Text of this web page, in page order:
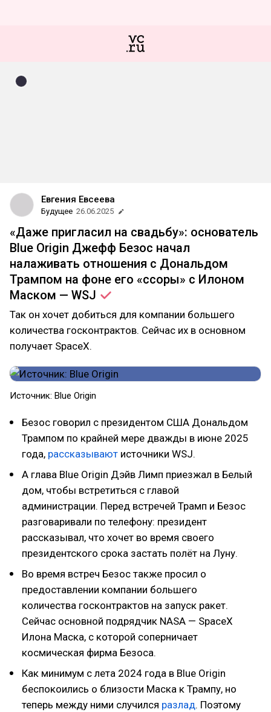
Евгения Евсеева
Будущее 26.06.2025
«Даже пригласил на свадьбу»: основатель
Blue Origin Джефф Безос начал
налаживать отношения с Дональдом
Трампом на фоне его «ссоры» с Илоном
Маском — WSJ
Так он хочет добиться для компании большего
количества госконтрактов. Сейчас их в основном
получает SpaceX.
Источник: Blue Origin
Безос говорил с президентом США Дональдом
Трампом по крайней мере дважды в июне 2025
года, рассказывают источники WSJ.
А глава Blue Origin Дэйв Лимп приезжал в Белый
дом, чтобы встретиться с главой
администрации. Перед встречей Трамп и Безос
разговаривали по телефону: президент
рассказывал, что хочет во время своего
президентского срока застать полёт на Луну.
Во время встреч Безос также просил о
предоставлении компании большего
количества госконтрактов на запуск ракет.
Сейчас основной подрядчик NASA — SpaceX
Илона Маска, с которой соперничает
космическая фирма Безоса.
Как минимум с лета 2024 года в Blue Origin
беспокоились о близости Маска к Трампу, но
теперь между ними случился разлад. Поэтому